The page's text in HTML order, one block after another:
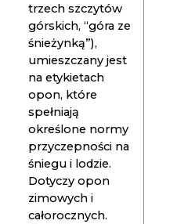
trzech szczytów
górskich, “góra ze
śnieżynką”),
umieszczany jest
na etykietach
opon, które
spełniają
określone normy
przyczepności na
śniegu i lodzie.
Dotyczy opon
zimowych i
całorocznych.